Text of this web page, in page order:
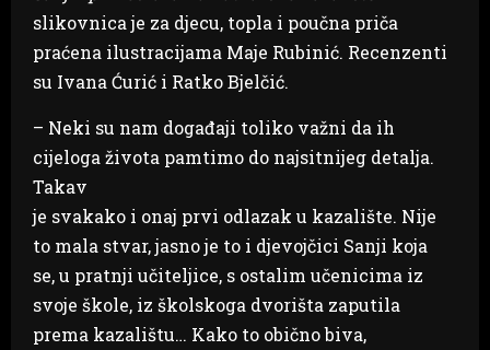
slikovnica je za djecu, topla i poučna priča
praćena ilustracijama Maje Rubinić. Recenzenti
su Ivana Ćurić i Ratko Bjelčić.
– Neki su nam događaji toliko važni da ih
cijeloga života pamtimo do najsitnijeg detalja.
Takav
je svakako i onaj prvi odlazak u kazalište. Nije
to mala stvar, jasno je to i djevojčici Sanji koja
se, u pratnji učiteljice, s ostalim učenicima iz
svoje škole, iz školskoga dvorišta zaputila
prema kazalištu… Kako to obično biva,